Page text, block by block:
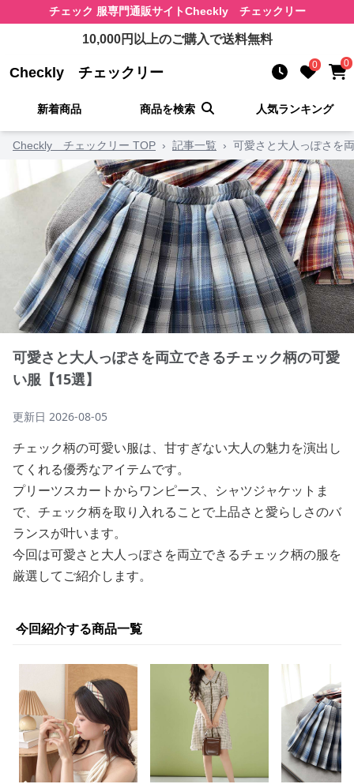
チェック 服専門通販サイトCheckly チェックリー
10,000円以上のご購入で送料無料
Checkly チェックリー 0 0
新着商品 商品を検索 人気ランキング
Checkly チェックリー TOP › 記事一覧 › 可愛さと大人っぽさを
可愛さと大人っぽさを両立できるチェック柄の可愛
い服【15選】
更新日 2026-08-05
チェック柄の可愛い服は、甘すぎない大人の魅力を演出し
てくれる優秀なアイテムです。
プリーツスカートからワンピース、シャツジャケットま
で、チェック柄を取り入れることで上品さと愛らしさのバ
ランスが叶います。
今回は可愛さと大人っぽさを両立できるチェック柄の服を
厳選してご紹介します。
今回紹介する商品一覧